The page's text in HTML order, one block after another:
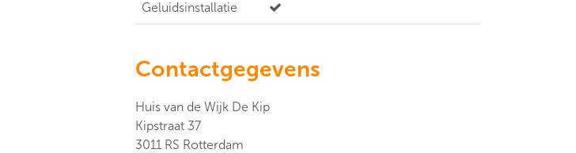
Geluidsinstallatie
Contactgegevens
Huis van de Wijk De Kip
Kipstraat 37
3011 RS Rotterdam